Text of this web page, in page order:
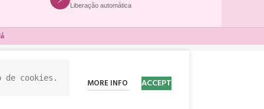
Liberação automática
de cookies. MORE INFO ACCEPT